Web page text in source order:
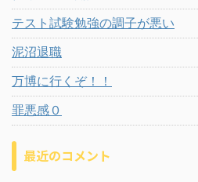
テスト試験勉強の調子が悪い
泥沼退職
万博に行くぞ！！
罪悪感０
最近のコメント